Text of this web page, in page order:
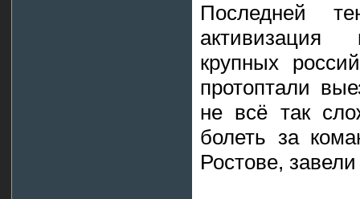
Последней
активизация
крупных
протоптали
не всё так
болеть за
Ростове,